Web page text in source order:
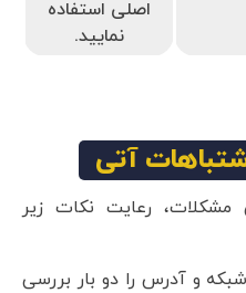
اصلی استفاده
نمایید.
آتی
مشکلات، رعایت نکات زیر
و آدرس را دو بار بررسی